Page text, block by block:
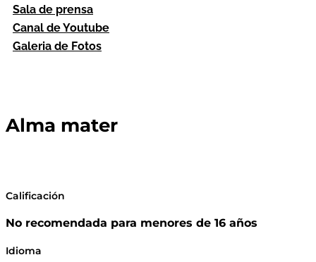
Sala de prensa
Canal de Youtube
Galeria de Fotos
Alma mater
Calificación
No recomendada para menores de 16 años
Idioma